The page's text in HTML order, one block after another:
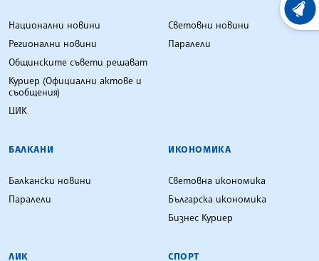
Национални новини
Регионални новини
Общинските съвети решават
Куриер (Официални актове и
съобщения)
ЦИК
Световни новини
Паралели
БАЛКАНИ
Балкански новини
Паралели
ИКОНОМИКА
Световна икономика
Българска икономика
Бизнес Куриер
ЛИК СПОРТ